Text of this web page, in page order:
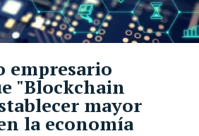
empresario
"Blockchain
mayor
la economía